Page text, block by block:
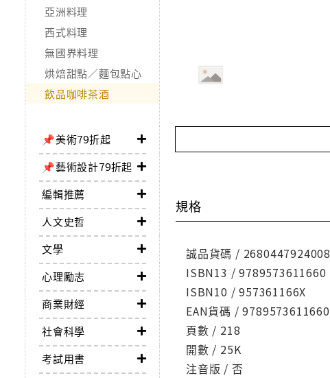
亞洲料理
西式料理
無國界料理
烘焙甜點／麵包點心
飲品咖啡茶酒
📌美術79折起
📌藝術設計79折起
編輯推薦
人文史哲
文學
心理勵志
商業財經
社會科學
考試用書
規格
誠品貨碼 / 2680447924008
ISBN13 / 9789573611660
ISBN10 / 957361166X
EAN貨碼 / 9789573611660
頁數 / 218
開數 / 25K
注音版 / 否